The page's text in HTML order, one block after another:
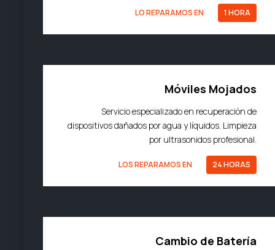
LO REPARAMOS EN 1 HORA
Móviles Mojados
Servicio especializado en recuperación de
dispositivos dañados por agua y líquidos. Limpieza
por ultrasonidos profesional.
LOS REPARAMOS EN 24 HORAS
Cambio de Batería